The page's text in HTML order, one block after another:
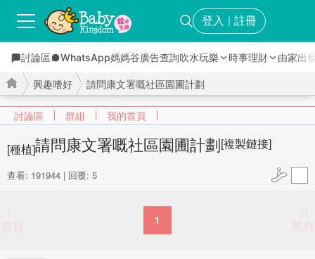
登入 ｜ 註冊
討論區 WhatsApp媽媽谷廣告查詢吹水玩樂 時事理財 由家出
討論區 群組 我的首頁
興趣嗜好 請問康文署嘅社區園圃計劃
查看: 191944 | 回覆: 5
[種植]請問康文署嘅社區園圃計劃[複製鏈接]
首頁 1 尾頁